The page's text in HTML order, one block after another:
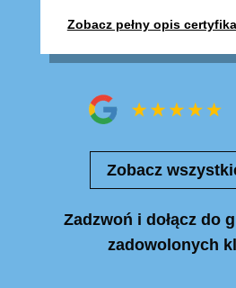
Zobacz pełny opis
Zobacz
Zadzwoń i dołącz do
zadowolonych